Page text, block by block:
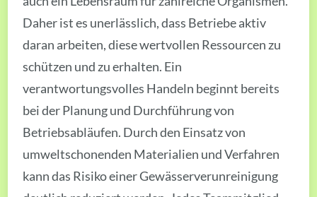
Daher ist es unerlässlich, dass Betriebe aktiv
daran arbeiten, diese wertvollen Ressourcen zu
schützen und zu erhalten. Ein
verantwortungsvolles Handeln beginnt bereits
bei der Planung und Durchführung von
Betriebsabläufen. Durch den Einsatz von
umweltschonenden Materialien und Verfahren
kann das Risiko einer Gewässerverunreinigung